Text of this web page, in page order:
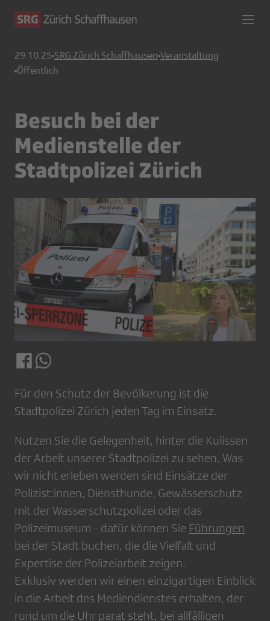
29.10.25 SRG Zürich Schaffhausen Veranstaltung
Öffentlich
Besuch bei der
Medienstelle der
Stadtpolizei Zürich
Für den Schutz der Bevölkerung ist die
Stadtpolizei Zürich jeden Tag im Einsatz.
Nutzen Sie die Gelegenheit, hinter die Kulissen
der Arbeit unserer Stadtpolizei zu sehen. Was
wir nicht erleben werden sind Einsätze der
Polizist:innen, Diensthunde, Gewässerschutz
mit der Wasserschutzpolizei oder das
Polizeimuseum - dafür können Sie Führungen
bei der Stadt buchen, die die Vielfalt und
Expertise der Polizeiarbeit zeigen.
Exklusiv werden wir einen einzigartigen Einblick
in die Arbeit des Mediendienstes erhalten, der
rund um die Uhr parat steht, bei allfälligen